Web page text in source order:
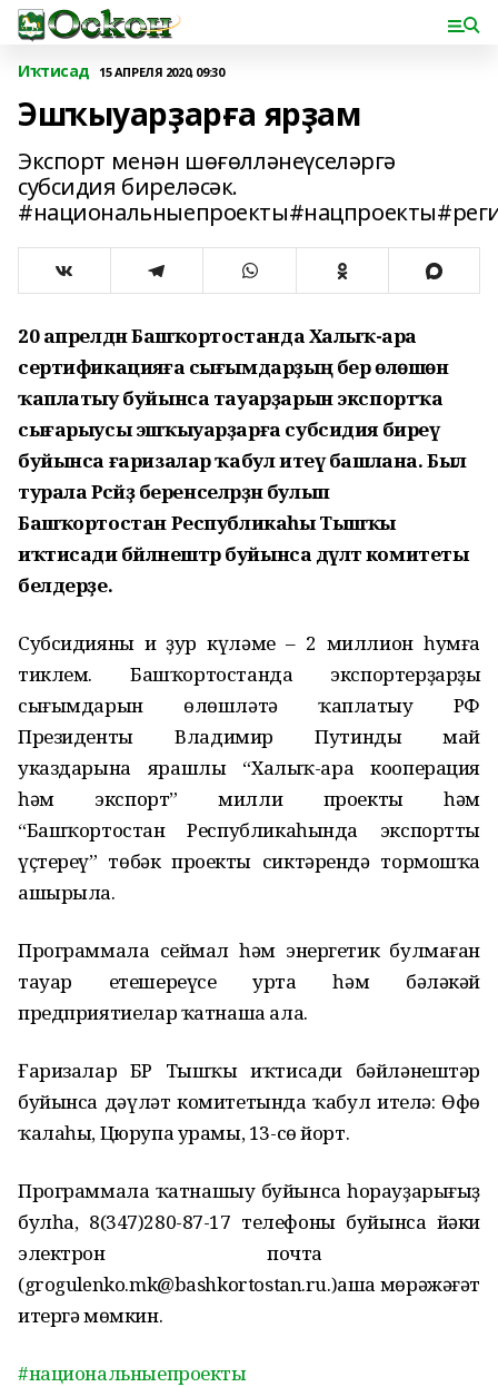
Иҡтисад 15 АПРЕЛЯ 2020, 09:30
Эшҡыуарҙарға ярҙам
Экспорт менән шөғөлләнеүселәргә
субсидия биреләсәк.
20 апрелдән Башҡортостанда Халыҡ-ара
сертификацияға сығымдарҙың бер өлөшөн
ҡаплатыу буйынса тауарҙарын экспортҡа
сығарыусы эшҡыуарҙарға субсидия биреү
буйынса ғаризалар ҡабул итеү башлана. Был
туралаРәсәйҙә беренселәрҙән булып
Башҡортостан РеспубликаһыТышҡы
иҡтисади бәйләнештәр буйынса дәүләт комитеты
белдерҙе.
Субсидияның иң ҙур күләме – 2 миллион һумға
тиклем.Башҡортостанда экспортерҙарҙың
сығымдарын өлөшләтә ҡаплатыуРФ
Президенты Владимир Путиндың май
указдарына ярашлы “Халыҡ-ара кооперация
һәм экспорт” милли проектыһәм
“Башҡортостан Республикаһында экспортты
үҫтереү” төбәк проекты сиктәрендә тормошҡа
ашырыла.
Программала сеймал һәм энергетик булмаған
тауар етешереүсе урта һәм бәләкәй
предприятиелар ҡатнаша ала.
Ғаризалар БР Тышҡы иҡтисади бәйләнештәр
буйынса дәүләт комитетында ҡабул ителә: Өфө
ҡалаһы, Цюрупа урамы, 13-сө йорт.
Программала ҡатнашыу буйынса һорауҙарығыҙ
булһа, 8(347)280-87-17 телефоны буйынса йәки
электрон почта
(grogulenko.mk@bashkortostan.ru.)аша мөрәжәғәт
итергә мөмкин.
#национальныепроекты